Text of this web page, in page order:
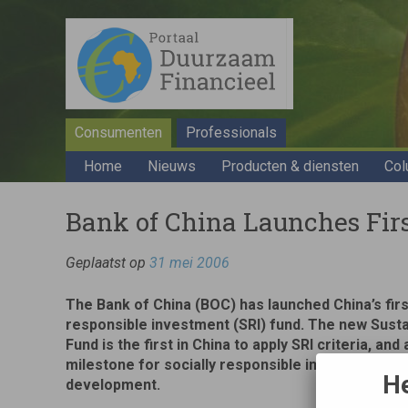
Consumenten
Professionals
Home
Nieuws Producten & diensten
Bank of China Launches
Geplaatst op 31 mei 2006
The Bank of China (BOC) has launched China’s
responsible investment (SRI) fund. The new
Fund is the first in China to apply SRI criteria, and
milestone for socially responsible investment and
development.